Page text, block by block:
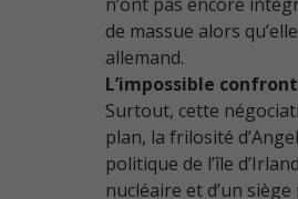
de massue alors
allemand.
L’impossible
Surtout, cette
plan, la frilosité
politique de l’île
nucléaire et d’un